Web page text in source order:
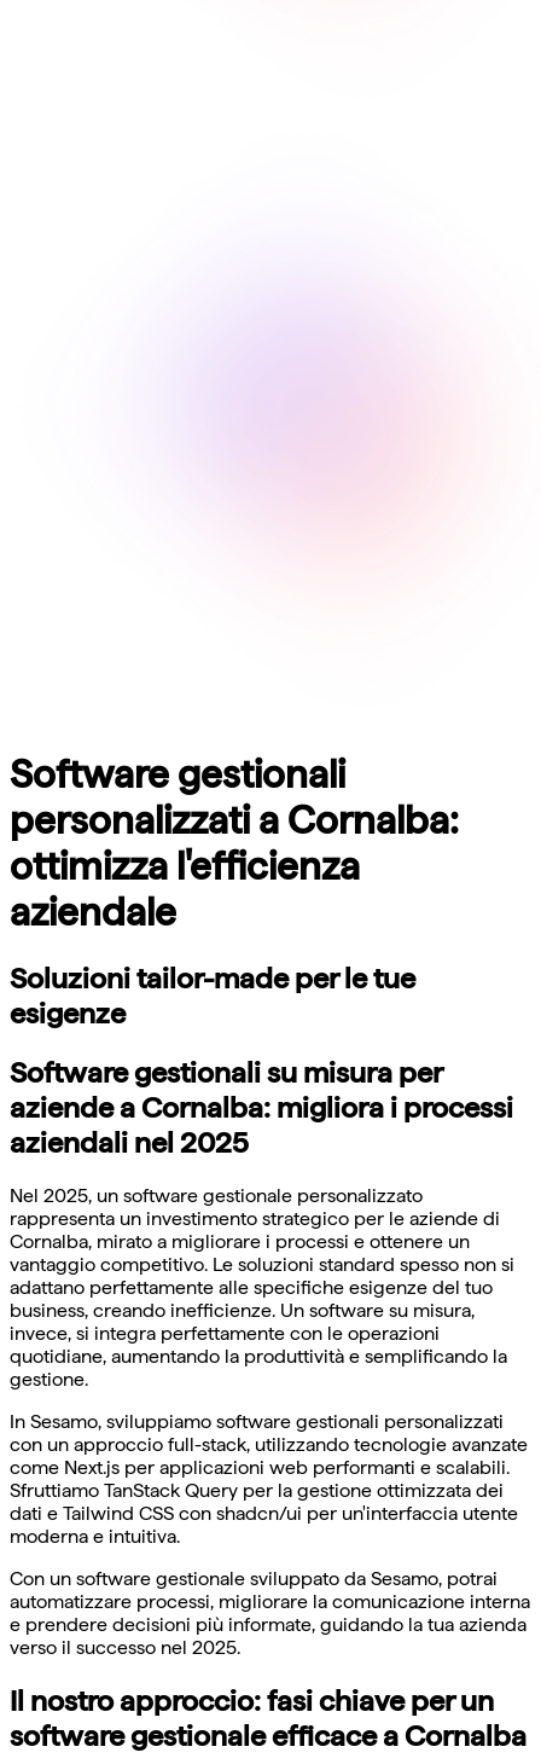
Software gestionali
personalizzati a Cornalba:
ottimizza l'efficienza
aziendale
Soluzioni tailor-made per le tue
esigenze
Software gestionali su misura per
aziende a Cornalba: migliora i processi
aziendali nel 2025
Nel 2025, un software gestionale personalizzato
rappresenta un investimento strategico per le aziende di
Cornalba, mirato a migliorare i processi e ottenere un
vantaggio competitivo. Le soluzioni standard spesso non si
adattano perfettamente alle specifiche esigenze del tuo
business, creando inefficienze. Un software su misura,
invece, si integra perfettamente con le operazioni
quotidiane, aumentando la produttività e semplificando la
gestione.
In Sesamo, sviluppiamo software gestionali personalizzati
con un approccio full-stack, utilizzando tecnologie avanzate
come Next.js per applicazioni web performanti e scalabili.
Sfruttiamo TanStack Query per la gestione ottimizzata dei
dati e Tailwind CSS con shadcn/ui per un'interfaccia utente
moderna e intuitiva.
Con un software gestionale sviluppato da Sesamo, potrai
automatizzare processi, migliorare la comunicazione interna
e prendere decisioni più informate, guidando la tua azienda
verso il successo nel 2025.
Il nostro approccio: fasi chiave per un
software gestionale efficace a Cornalba